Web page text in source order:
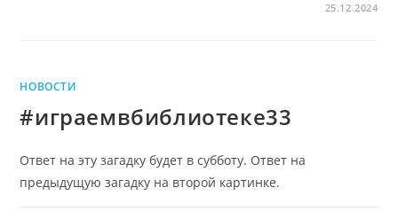
25.12.2024
НОВОСТИ
#играемвбиблиотеке33
Ответ на эту загадку будет в субботу. Ответ на
предыдущую загадку на второй картинке.